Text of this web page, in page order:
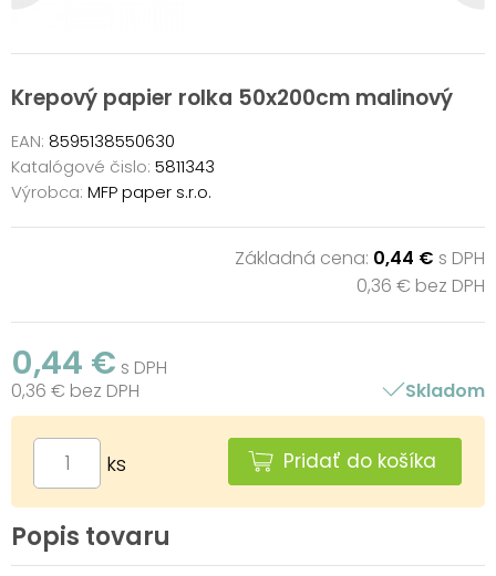
Krepový papier rolka 50x200cm malinový
EAN: 8595138550630
Katalógové čislo: 5811343
Výrobca: MFP paper s.r.o.
Základná cena: 0,44 € s DPH
0,36 € bez DPH
0,44 € s DPH
0,36 € bez DPH
Skladom
ks Pridať do košíka
Popis tovaru